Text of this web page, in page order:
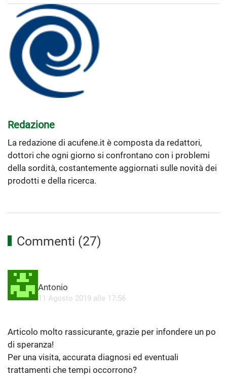
Redazione
La redazione di acufene.it è composta da redattori,
dottori che ogni giorno si confrontano con i problemi
della sordità, costantemente aggiornati sulle novità dei
prodotti e della ricerca.
Commenti (27)
Antonio
11 Agosto 2019 alle 17:56
Articolo molto rassicurante, grazie per infondere un po
di speranza!
Per una visita, accurata diagnosi ed eventuali
trattamenti che tempi occorrono?